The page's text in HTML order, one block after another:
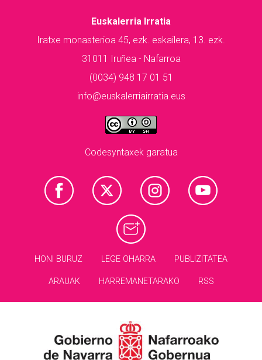
Euskalerria Irratia
Iratxe monasterioa 45, ezk. eskailera, 13. ezk.
31011 Iruñea - Nafarroa
(0034) 948 17 01 51
info@euskalerriairratia.eus
Codesyntaxek garatua
HONI BURUZ LEGE OHARRA PUBLIZITATEA
ARAUAK HARREMANETARAKO RSS